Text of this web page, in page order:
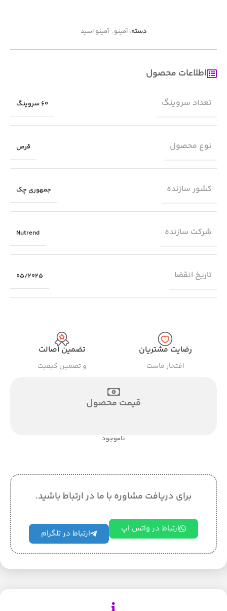
دسته: آمینو , آمینو اسید
اطلاعات محصول
تعداد سروینگ 60 سروینگ
نوع محصول قرص
کشور سازنده جمهوری چک
شرکت سازنده Nutrend
تاریخ انقضا 05/2025
رضایت مشتریان
افتخار ماست
تضمین اصالت
و تضمین کیفیت
قیمت محصول
ناموجود
برای دریافت مشاوره با ما در ارتباط باشید.
ارتباط در واتس اپ ارتباط در تلگرام